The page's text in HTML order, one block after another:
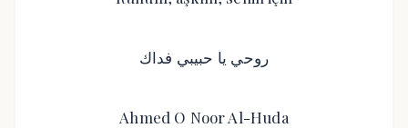
روحي يا حبيبي فداك
Ahmed O Noor Al-Huda